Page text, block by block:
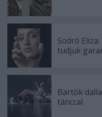
Sodró
tudjuk
Bartók
tánccal